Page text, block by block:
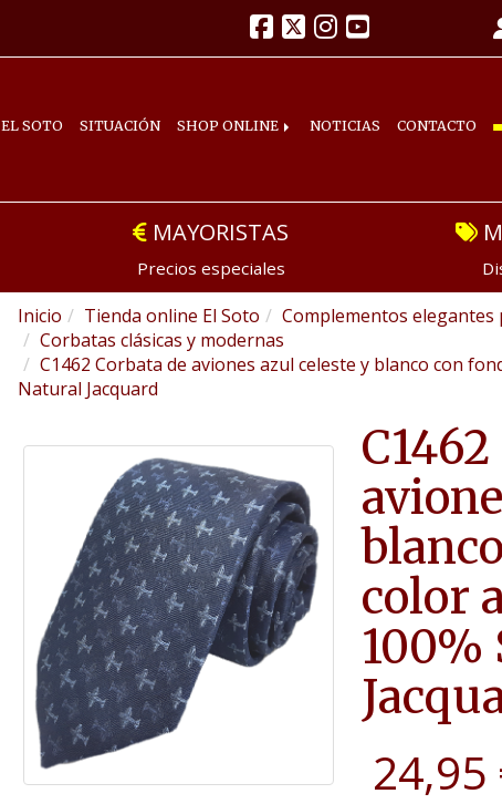
EL SOTO SITUACIÓN SHOP ONLINE NOTICIAS CONTACTO
MAYORISTAS
Precios especiales
Inicio Tienda online El Soto
Complementos elegantes
Corbatas clásicas y modernas
C1462 Corbata de aviones azul celeste y blanco con
Natural Jacquard
color
100%
24,95